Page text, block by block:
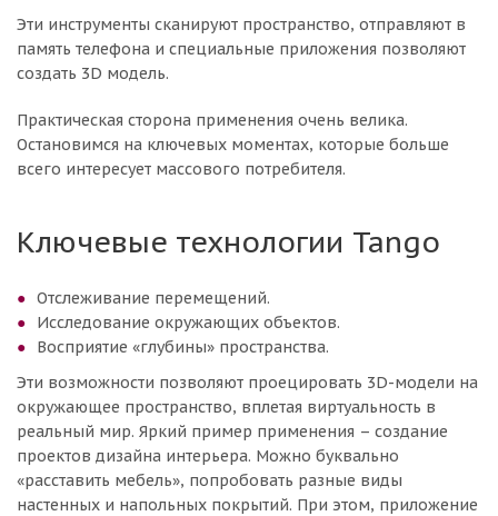
Эти инструменты сканируют пространство, отправляют в
память телефона и специальные приложения позволяют
создать 3D модель.
Практическая сторона применения очень велика.
Остановимся на ключевых моментах, которые больше
всего интересует массового потребителя.
Ключевые технологии Tango
Отслеживание перемещений.
Исследование окружающих объектов.
Восприятие «глубины» пространства.
Эти возможности позволяют проецировать 3D-модели на
окружающее пространство, вплетая виртуальность в
реальный мир. Яркий пример применения – создание
проектов дизайна интерьера. Можно буквально
«расставить мебель», попробовать разные виды
настенных и напольных покрытий. При этом, приложение